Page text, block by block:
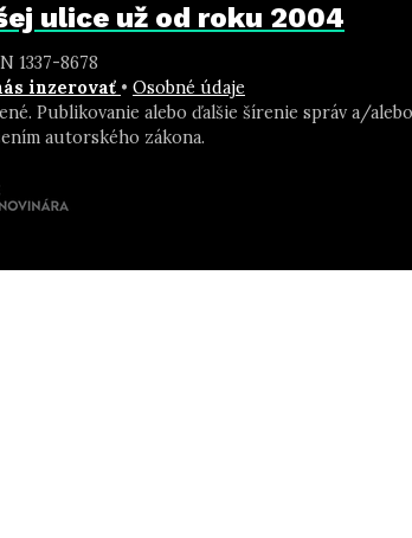
ulice už od roku 2004
1337-8678
inzerovať • Osobné údaje
Publikovanie alebo ďalšie šírenie správ a/
autorského zákona.